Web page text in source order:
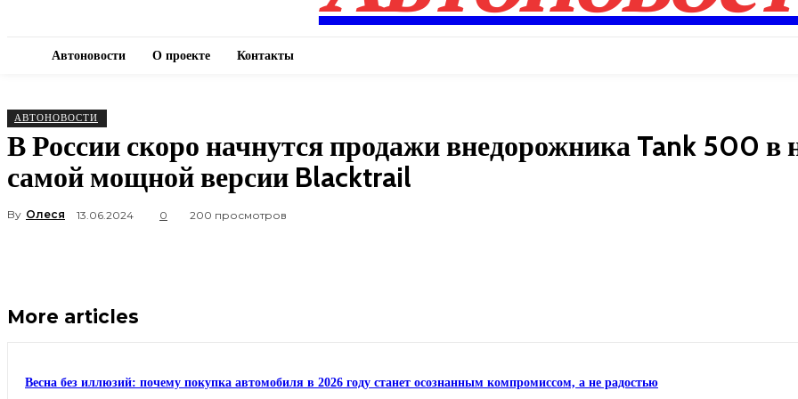
Автоновости О проекте Контакты
АВТОНОВОСТИ
В России скоро начнутся продажи внедорожника Tank 500 в
самой мощной версии Blacktrail
By Олеся 13.06.2024 0 200 просмотров
More articles
Весна без иллюзий: почему покупка автомобиля в 2026 году станет осознанным компромиссом, а не радостью